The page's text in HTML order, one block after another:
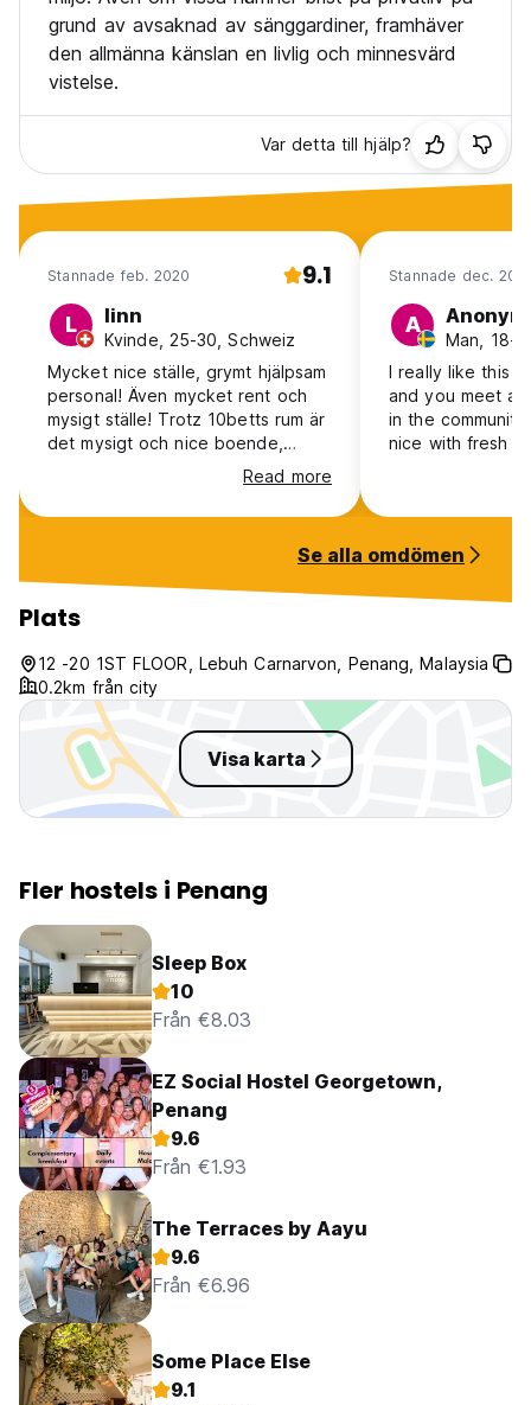
grund av avsaknad av sänggardiner, framhäver
den allmänna känslan en livlig och minnesvärd
vistelse.
Var detta till hjälp?
Stannade feb. 2020 9.1
L linn
Kvinde, 25-30, Schweiz
Mycket nice ställe, grymt hjälpsam
personal! Även mycket rent och
mysigt ställe! Trotz 10betts rum är
det mysigt och nice boende,
funderar ni att övernatta i Penang
Read more
Stannade dec.
A Anonym
Man, 18-
I really like this hostel. Very fresh
and you meet a
in the community
nice with fresh
Se alla omdömen
Plats
12 -20 1ST FLOOR, Lebuh Carnarvon, Penang, Malaysia
0.2km från city
Visa karta
Fler hostels i Penang
Sleep Box
10
Från €8.03
EZ Social Hostel Georgetown,
Penang
9.6
Från €1.93
The Terraces by Aayu
9.6
Från €6.96
Some Place Else
9.1